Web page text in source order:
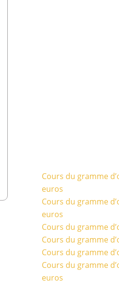
Cours du gramme
euros
Cours du gramme
euros
Cours du gramme
Cours du gramme
Cours du gramme
Cours du gramme
euros